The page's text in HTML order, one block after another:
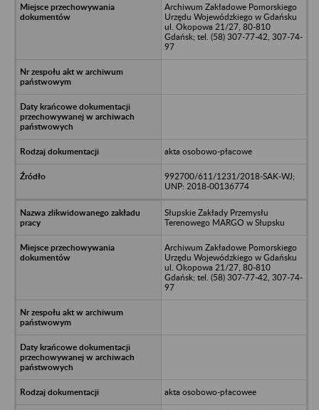
Archiwum Zakładowe Pomorskiego
Urzędu Wojewódzkiego w Gdańsku
ul. Okopowa 21/27, 80-810
Gdańsk; tel. (58) 307-77-42, 307-74-
97
akta osobowo-płacowe
992700/611/1231/2018-SAK-WJ;
UNP: 2018-00136774
Słupskie Zakłady Przemysłu
Terenowego MARGO w Słupsku
Archiwum Zakładowe Pomorskiego
Urzędu Wojewódzkiego w Gdańsku
ul. Okopowa 21/27, 80-810
Gdańsk; tel. (58) 307-77-42, 307-74-
97
akta osobowo-płacowee